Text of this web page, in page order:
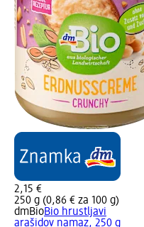
2,15 €
250 g (0,86 € za 100 g)
dmBioBio hrustljavi
arašidov namaz, 250 g